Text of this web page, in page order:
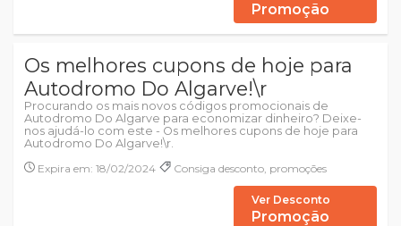
Promoção
Os melhores cupons de hoje para
Autodromo Do Algarve!\r
Procurando os mais novos códigos promocionais de
Autodromo Do Algarve para economizar dinheiro? Deixe-
nos ajudá-lo com este - Os melhores cupons de hoje para
Autodromo Do Algarve!\r.
Expira em: 18/02/2024
Consiga desconto, promoções
Ver Desconto
Promoção